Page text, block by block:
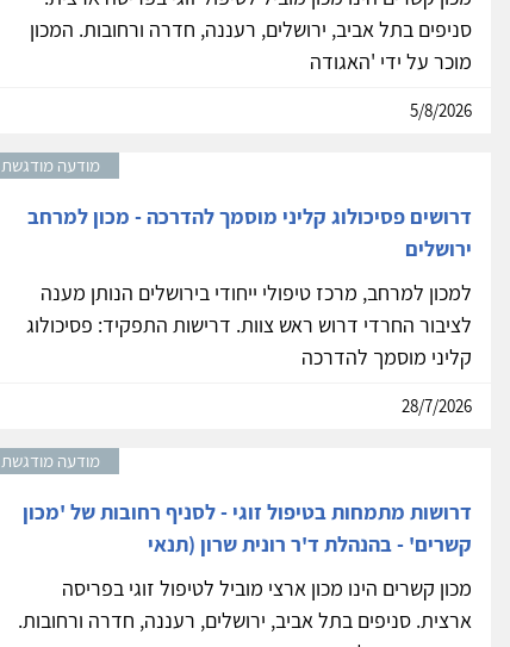
סניפים בתל אביב, ירושלים, רעננה, חדרה ורחובות. המכון
מוכר על ידי 'האגודה
5/8/2026
מודעה מודגשת
דרושים פסיכולוג קליני מוסמך להדרכה - מכון למרחב
ירושלים
למכון למרחב, מרכז טיפולי ייחודי בירושלים הנותן מענה
לציבור החרדי דרוש ראש צוות. דרישות התפקיד: פסיכולוג
קליני מוסמך להדרכה
28/7/2026
מודעה מודגשת
דרושות מתמחות בטיפול זוגי - לסניף רחובות של 'מכון
קשרים' - בהנהלת ד'ר רונית שרון (תנאי
מכון קשרים הינו מכון ארצי מוביל לטיפול זוגי בפריסה
ארצית. סניפים בתל אביב, ירושלים, רעננה, חדרה ורחובות.